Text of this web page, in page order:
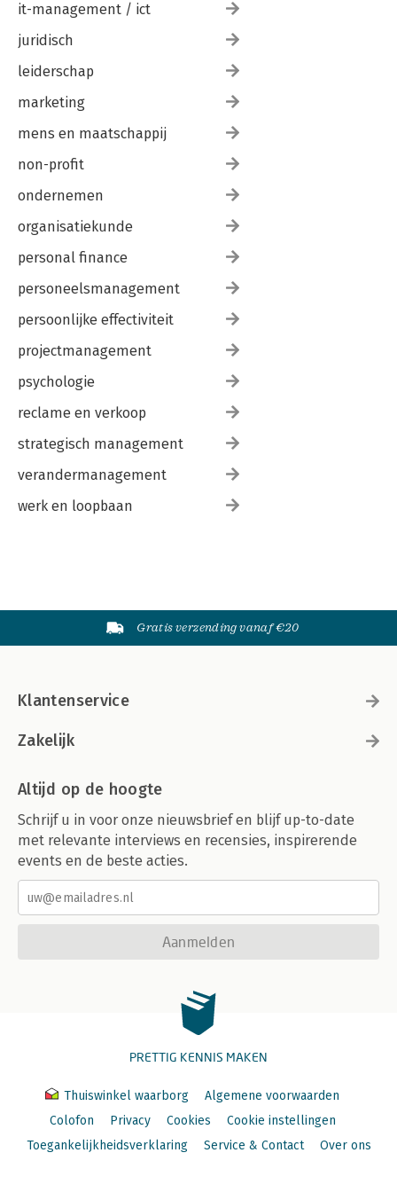
it-management / ict
juridisch
leiderschap
marketing
mens en maatschappij
non-profit
ondernemen
organisatiekunde
personal finance
personeelsmanagement
persoonlijke effectiviteit
projectmanagement
psychologie
reclame en verkoop
strategisch management
verandermanagement
werk en loopbaan
Gratis verzending vanaf €20
Klantenservice
Zakelijk
Altijd op de hoogte
Schrijf u in voor onze nieuwsbrief en blijf up-to-date
met relevante interviews en recensies, inspirerende
events en de beste acties.
Aanmelden
PRETTIG KENNIS MAKEN
Thuiswinkel waarborg
Algemene voorwaarden
Colofon
Privacy Cookies
Cookie instellingen
Toegankelijkheidsverklaring
Service & Contact Over ons